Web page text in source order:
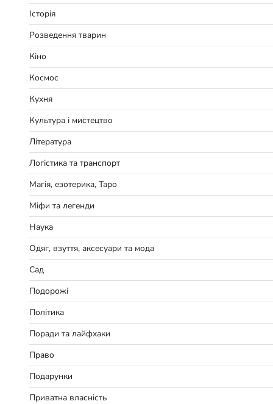
Історія
Розведення тварин
Кіно
Космос
Кухня
Культура і мистецтво
Література
Логістика та транспорт
Магія, езотерика, Таро
Міфи та легенди
Наука
Одяг, взуття, аксесуари та мода
Сад
Подорожі
Політика
Поради та лайфхаки
Право
Подарунки
Приватна власність